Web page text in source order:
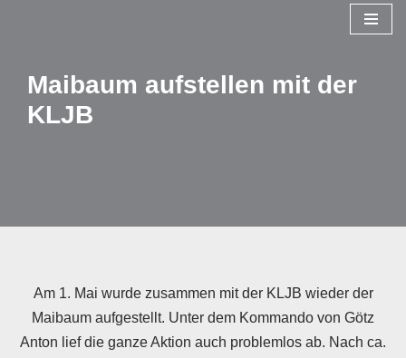
Inhalt
Maibaum aufstellen mit der
KLJB
Am 1. Mai wurde zusammen mit der KLJB wieder der
Maibaum aufgestellt. Unter dem Kommando von Götz
Anton lief die ganze Aktion auch problemlos ab. Nach ca.